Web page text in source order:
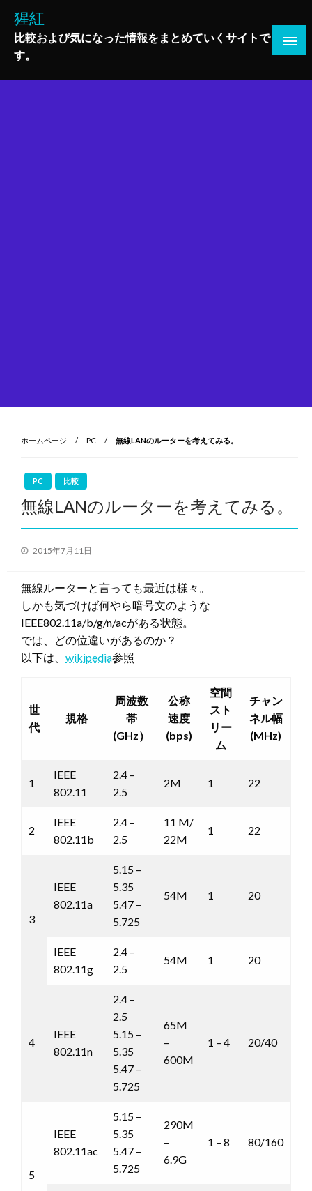
ツ
猩紅
比較および気になった情報をまとめていくサイトで
す。
ホームページ PC 無線LANのルーターを考えてみる。
PC 比較
無線LANのルーターを考えてみる。
投
2015年7月11日
無線ルーターと言っても最近は様々。
しかも気づけば何やら暗号文のような
IEEE802.11a/b/g/n/acがある状態。
では、どの位違いがあるのか？
以下は、 wikipedia参照
世
代
規格
周波数
帯
(GHz）
公称
速度
(bps)
空間
スト
リー
ム
チャン
ネル幅
(MHz)
1
IEEE
802.11
2.4 –
2.5
2M 1 22
2
IEEE
802.11b
2.4 –
2.5
11 M/
22M
1 22
3
IEEE
802.11a
5.15 –
5.35
5.47 –
5.725
54M 1 20
IEEE
802.11g
2.4 –
2.5
54M 1 20
4
IEEE
802.11n
2.4 –
2.5
5.15 –
5.35
5.47 –
5.725
65M
–
600M
1 – 4 20/40
5
IEEE
802.11ac
5.15 –
5.35
5.47 –
5.725
290M
–
6.9G
1 – 8 80/160